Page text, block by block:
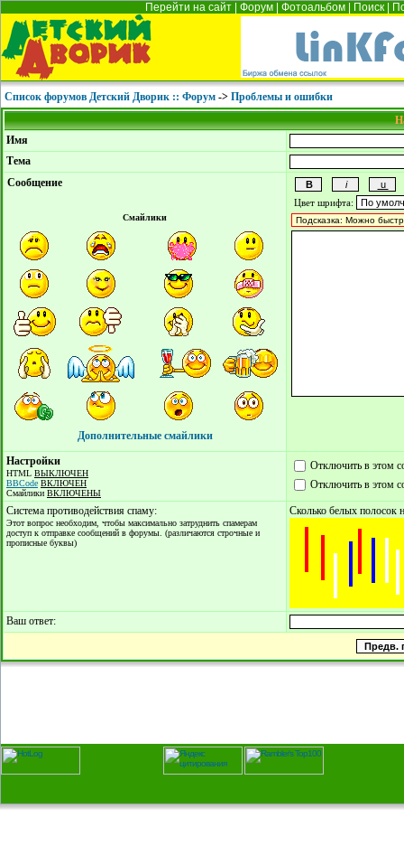
Перейти на сайт Форум Фотоальбом Поиск
Список форумов Детский Дворик :: Форум -> Проблемы и ошибки
Имя
Тема
Сообщение
Смайлики
Дополнительные смайлики
Цвет шрифта:
Настройки
HTML ВЫКЛЮЧЕН
BBCode ВКЛЮЧЕН
Смайлики ВКЛЮЧЕНЫ
Отключить в этом
Отключить в этом
Система противодействия спаму:
Этот вопрос необходим, чтобы максимально затруднить спамерам
доступ к отправке сообщений в форумы. (различаются строчные и
прописные буквы)
Сколько белых полосок
Ваш ответ: